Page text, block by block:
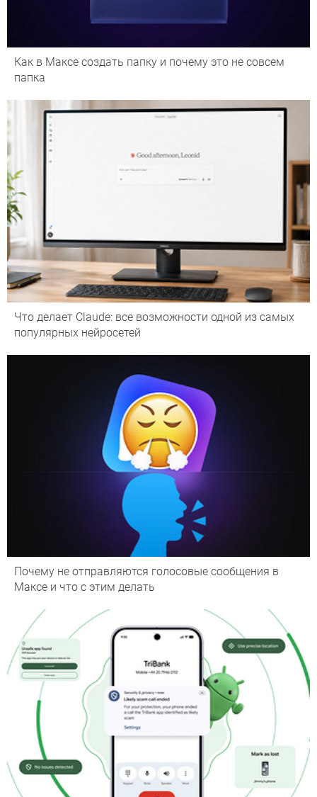
Как в Максе создать папку и почему это не совсем
папка
Что делает Сlaude: все возможности одной из самых
популярных нейросетей
Почему не отправляются голосовые сообщения в
Максе и что с этим делать